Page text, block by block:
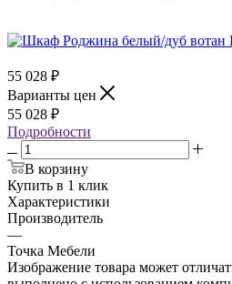
55 028 ₽
Варианты цен
55 028 ₽
Подробности
В корзину
Купить в 1 клик
Характеристики
Производитель
—
Точка Мебели
Изображение товара может